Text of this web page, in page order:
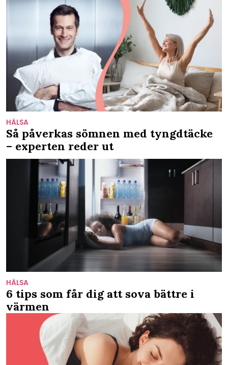
HÄLSA
Så påverkas sömnen med tyngdtäcke
– experten reder ut
HÄLSA
6 tips som får dig att sova bättre i
värmen